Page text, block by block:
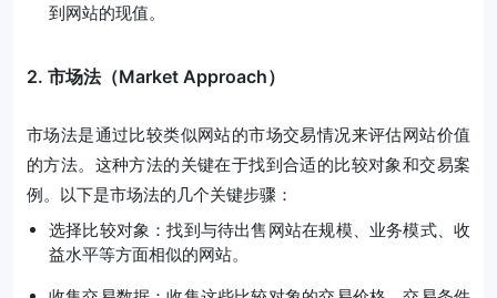
到网站的现值。
2. 市场法（Market Approach）
市场法是通过比较类似网站的市场交易情况来评估网站价值
的方法。这种方法的关键在于找到合适的比较对象和交易案
例。以下是市场法的几个关键步骤：
选择比较对象：找到与待出售网站在规模、业务模式、收
益水平等方面相似的网站。